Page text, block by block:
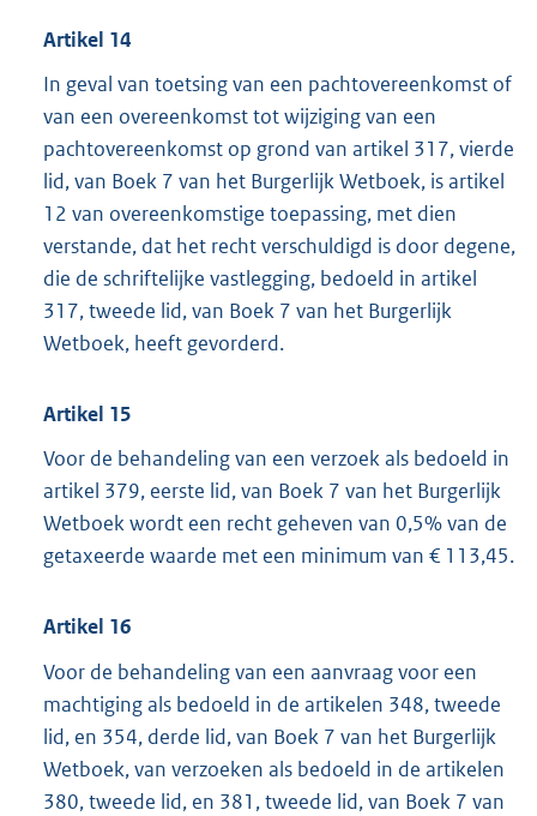
Artikel 14
In geval van toetsing van een pachtovereenkomst of
van een overeenkomst tot wijziging van een
pachtovereenkomst op grond van artikel 317, vierde
lid, van Boek 7 van het Burgerlijk Wetboek, is artikel
12 van overeenkomstige toepassing, met dien
verstande, dat het recht verschuldigd is door degene,
die de schriftelijke vastlegging, bedoeld in artikel
317, tweede lid, van Boek 7 van het Burgerlijk
Wetboek, heeft gevorderd.
Artikel 15
Voor de behandeling van een verzoek als bedoeld in
artikel 379, eerste lid, van Boek 7 van het Burgerlijk
Wetboek wordt een recht geheven van 0,5% van de
getaxeerde waarde met een minimum van € 113,45.
Artikel 16
Voor de behandeling van een aanvraag voor een
machtiging als bedoeld in de artikelen 348, tweede
lid, en 354, derde lid, van Boek 7 van het Burgerlijk
Wetboek, van verzoeken als bedoeld in de artikelen
380, tweede lid, en 381, tweede lid, van Boek 7 van